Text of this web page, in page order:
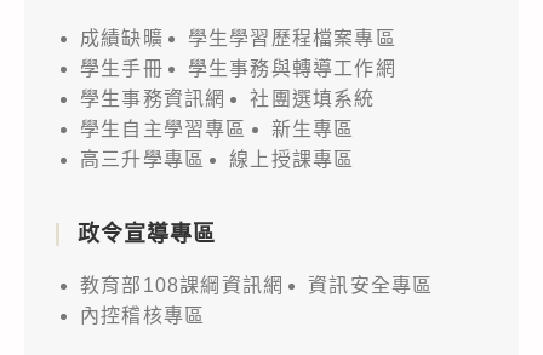
成績缺曠
學生學習歷程檔案專區
學生手冊
學生事務與轉導工作網
學生事務資訊網
社團選填系統
學生自主學習專區
新生專區
高三升學專區
線上授課專區
政令宣導專區
教育部108課綱資訊網
資訊安全專區
內控稽核專區